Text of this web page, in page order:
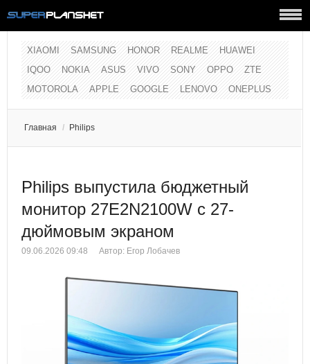
XIAOMI SAMSUNG HONOR REALME
HUAWEI
IQOO
NOKIA ASUS VIVO SONY OPPO
ZTE
MOTOROLA
APPLE GOOGLE LENOVO ONEPLUS
Главная / Philips
Philips выпустила бюджетный
монитор 27E2N2100W с 27-
дюймовым экраном
09.06.2026 09:48 Автор: Егор Лобачев